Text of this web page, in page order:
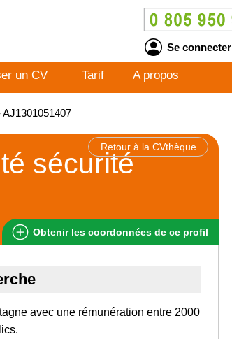
Se connecter
un CV Tarif A propos
Retour à la CVthèque
sécurité
Obtenir les coordonnées de ce profil
avec une rémunération entre 2000